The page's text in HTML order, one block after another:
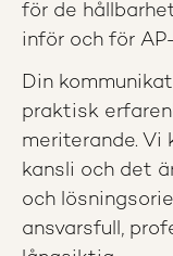
för de
inför och för
Din
praktisk
meriterande.
kansli och det
och
ansvarsfull,